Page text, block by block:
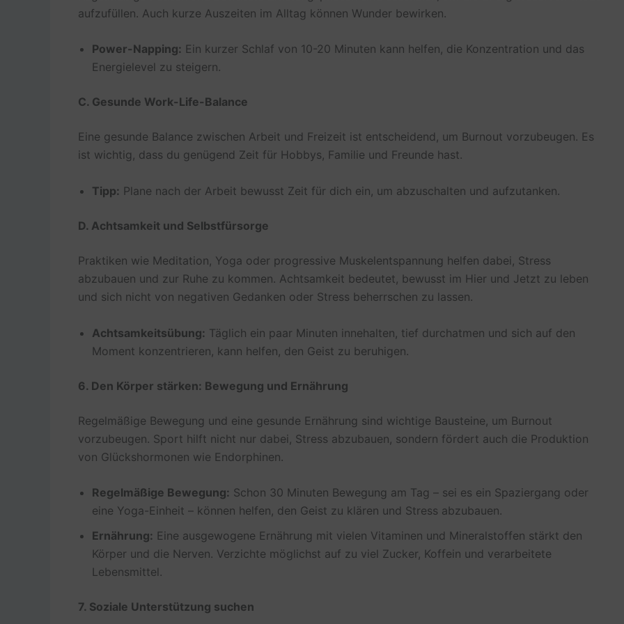
aufzufüllen. Auch kurze Auszeiten im Alltag können Wunder bewirken.
Power-Napping: Ein kurzer Schlaf von 10-20 Minuten kann helfen, die Konzentration und das
Energielevel zu steigern.
C. Gesunde Work-Life-Balance
Eine gesunde Balance zwischen Arbeit und Freizeit ist entscheidend, um Burnout vorzubeugen. Es
ist wichtig, dass du genügend Zeit für Hobbys, Familie und Freunde hast.
Tipp: Plane nach der Arbeit bewusst Zeit für dich ein, um abzuschalten und aufzutanken.
D. Achtsamkeit und Selbstfürsorge
Praktiken wie Meditation, Yoga oder progressive Muskelentspannung helfen dabei, Stress
abzubauen und zur Ruhe zu kommen. Achtsamkeit bedeutet, bewusst im Hier und Jetzt zu leben
und sich nicht von negativen Gedanken oder Stress beherrschen zu lassen.
Achtsamkeitsübung: Täglich ein paar Minuten innehalten, tief durchatmen und sich auf den
Moment konzentrieren, kann helfen, den Geist zu beruhigen.
6. Den Körper stärken: Bewegung und Ernährung
Regelmäßige Bewegung und eine gesunde Ernährung sind wichtige Bausteine, um Burnout
vorzubeugen. Sport hilft nicht nur dabei, Stress abzubauen, sondern fördert auch die Produktion
von Glückshormonen wie Endorphinen.
Regelmäßige Bewegung: Schon 30 Minuten Bewegung am Tag – sei es ein Spaziergang oder
eine Yoga-Einheit – können helfen, den Geist zu klären und Stress abzubauen.
Ernährung: Eine ausgewogene Ernährung mit vielen Vitaminen und Mineralstoffen stärkt den
Körper und die Nerven. Verzichte möglichst auf zu viel Zucker, Koffein und verarbeitete
Lebensmittel.
7. Soziale Unterstützung suchen